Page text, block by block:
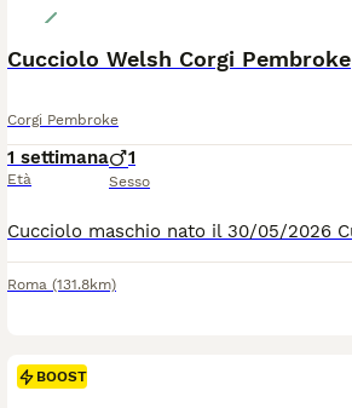
Cucciolo Welsh Corgi Pembroke
Corgi Pembroke
1 settimana
Età
1
Sesso
Roma (131.8km)
BOOST